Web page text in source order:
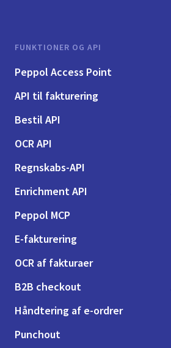
FUNKTIONER OG API
Peppol Access Point
API til fakturering
Bestil API
OCR API
Regnskabs-API
Enrichment API
Peppol MCP
E-fakturering
OCR af fakturaer
B2B checkout
Håndtering af e-ordrer
Punchout